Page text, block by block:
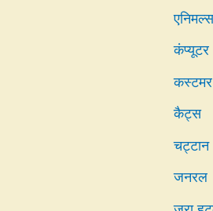
एनिमल्स
कंप्यूटर
कैट्स
चट्टान
जनरल